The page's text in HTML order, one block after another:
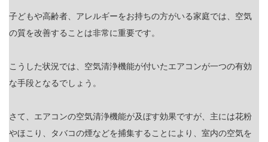
子どもや高齢者、アレルギーをお持ちの方がいる家庭では、空気
の質を改善することは非常に重要です。
こうした状況では、空気清浄機能が付いたエアコンが一つの有効
な手段となるでしょう。
さて、エアコンの空気清浄機能が及ぼす効果ですが、主には花粉
やほこり、タバコの煙などを捕集することにより、室内の空気を